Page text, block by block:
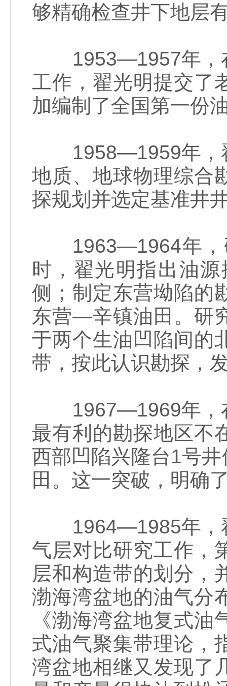
够精确检查井下地层
1953—1957年，在
工作，翟光明提交了
加编制了全国第一份
1958—1959年，翟
地质、地球物理综合
探规划并选定基准井
1963—1964年，
时，翟光明指出油
侧；制定东营坳陷的
东营—辛镇油田。研
于两个生油凹陷间的
带，按此认识勘探，
1967—1969年，在
最有利的勘探地区不
西部凹陷兴隆台1号
田。这一突破，明确
1964—1985年，翟
气层对比研究工作，
层和构造带的划分，
渤海湾盆地的油气分
《渤海湾盆地复式
式油气聚集带理论，
湾盆地相继又发现了